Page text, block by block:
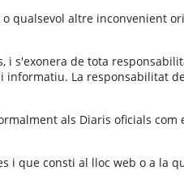
o qualsevol altre inconvenient
s'exonera de tota
La responsabilitat
als Diaris oficials com el
i que consti al lloc web o a la